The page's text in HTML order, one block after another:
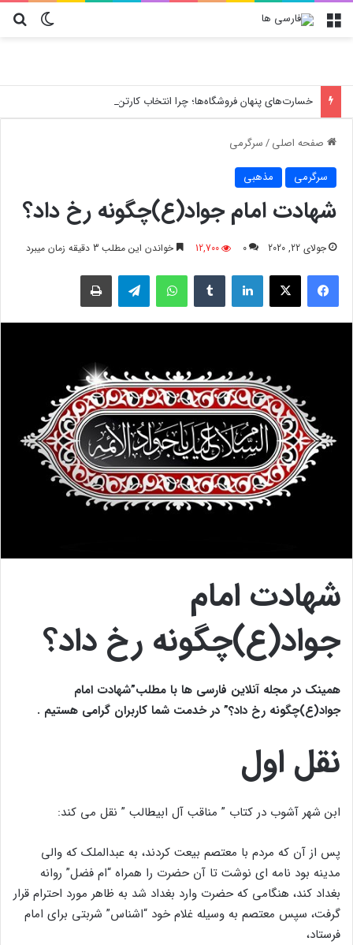
تغییر منو
خسارت‌های پنهان فروشگاه‌ها؛ چرا انتخاب کارتن پستی حیاتی است؟
صفحه اصلی/سرگرمی
سرگرمی مذهبی
شهادت امام جواد(ع)چگونه رخ داد؟
جولای 22, 2020 0
12,700 خواندن این مطلب 3 دقیقه زمان میبرد
فیسبوک لینکدین واتس آپ
شهادت امام
جواد(ع)چگونه رخ داد؟
همینک در مجله آنلاین فارسی ها با مطلب”شهادت امام
جواد(ع)چگونه رخ داد؟” در خدمت شما کاربران گرامی هستیم .
نقل اول
ابن شهر آشوب در کتاب ” مناقب آل ابیطالب ” نقل می کند:
پس از آن که مردم با معتصم بیعت کردند، به عبدالملك که والى
مدینه بود نامه ای نوشت تا آن حضرت را همراه “ام فضل” روانه
بغداد كند، هنگامی که حضرت وارد بغداد شد به ظاهر مورد احترام قرار
گرفت، سپس معتصم به وسیله غلام خود “اشناس” شربتى براى امام
فرستاد،